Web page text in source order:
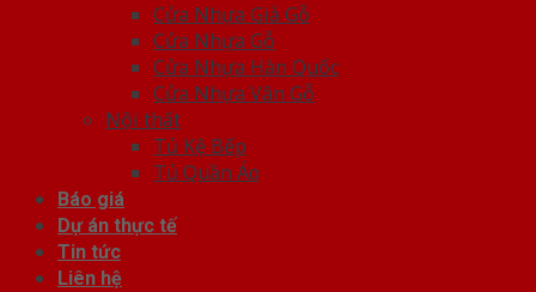
Cửa Nhựa Giả Gỗ
Cửa Nhựa Gỗ
Cửa Nhựa Hàn Quốc
Cửa Nhựa Vân Gỗ
Nội thất
Tủ Kệ Bếp
Tủ Quần Áo
Báo giá
Dự án thực tế
Tin tức
Liên hệ